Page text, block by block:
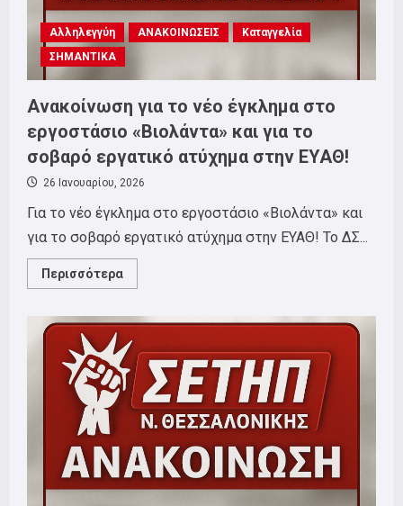
Αλληλεγγύη ΑΝΑΚΟΙΝΩΣΕΙΣ
Καταγγελία
ΣΗΜΑΝΤΙΚΑ
Ανακοίνωση για το νέο έγκλημα στο
εργοστάσιο «Βιολάντα» και για το
σοβαρό εργατικό ατύχημα στην ΕΥΑΘ!
26 Ιανουαρίου, 2026
Για το νέο έγκλημα στο εργοστάσιο «Βιολάντα» και
για το σοβαρό εργατικό ατύχημα στην ΕΥΑΘ! Το ΔΣ...
Περισσότερα
more
για
νέο
έγκλημα
στο
εργοστάσιο
«Βιολάντα»
και
σοβαρό
εργατικό
ατύχημα
στην